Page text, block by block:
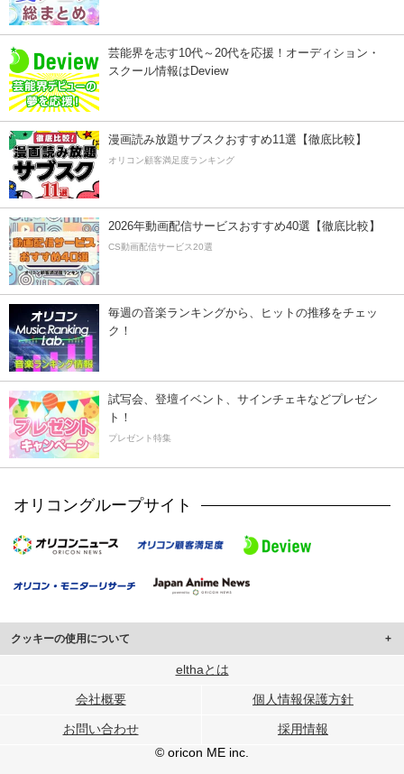
芸能界を志す10代～20代を応援！オーディション・
スクール情報はDeview
漫画読み放題サブスクおすすめ11選【徹底比較】
オリコン顧客満足度ランキング
2026年動画配信サービスおすすめ40選【徹底比較】
CS動画配信サービス20選
毎週の音楽ランキングから、ヒットの推移をチェッ
ク！
試写会、登壇イベント、サインチェキなどプレゼン
ト！
プレゼント特集
オリコングループサイト
クッキーの使用について
このサイトでは Cookie を使用して、ユーザーに合わせたコンテンツや広告の
行っています。
メディアや広告配信、データ解析の各パートナーに提供しています。
各パートナーは、この情報とユーザーが各パートナーに提供した他の情報や、
ユーザーが各パートナーのサービスを使用したときに収集した他の情報を組み
elthaとは
会社概要 個人情報保護方針
お問い合わせ
採用情報
© oricon ME inc.